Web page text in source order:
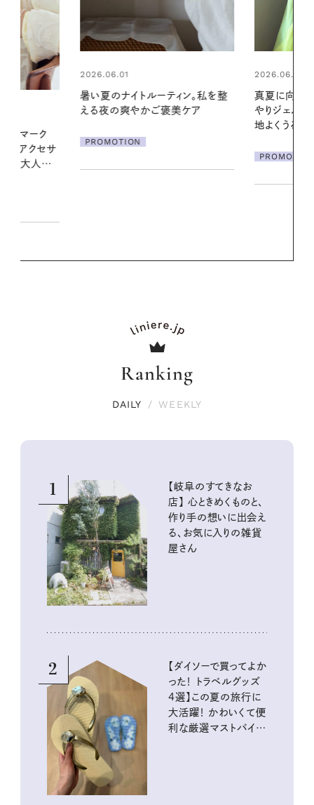
2026.06.01
真夏に向けて、ハーブが香るひん
やりジェルと出合う。暑い季節に心
ア
2026.07.24
夏の髪と心
る【大人気の
1本で汗ばむ
Ranking
DAILY / WEEKLY
1
【岐阜のすてきなお
店】 心ときめくものと、
作り手の想いに出会え
る、お気に入りの雑貨
屋さん
2
【ダイソーで買ってよか
った！ トラベルグッズ
4選】この夏の旅行に
大活躍！ かわいくて便
利な厳選マストバイア